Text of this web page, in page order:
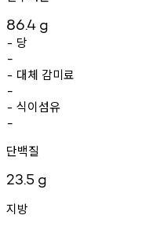
86.4 g
- 당
-
- 대체 감미료
-
- 식이섬유
-
단백질
23.5 g
지방